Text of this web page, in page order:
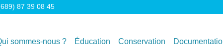
87 39 08 45
sommes-nous ? Éducation Conservation